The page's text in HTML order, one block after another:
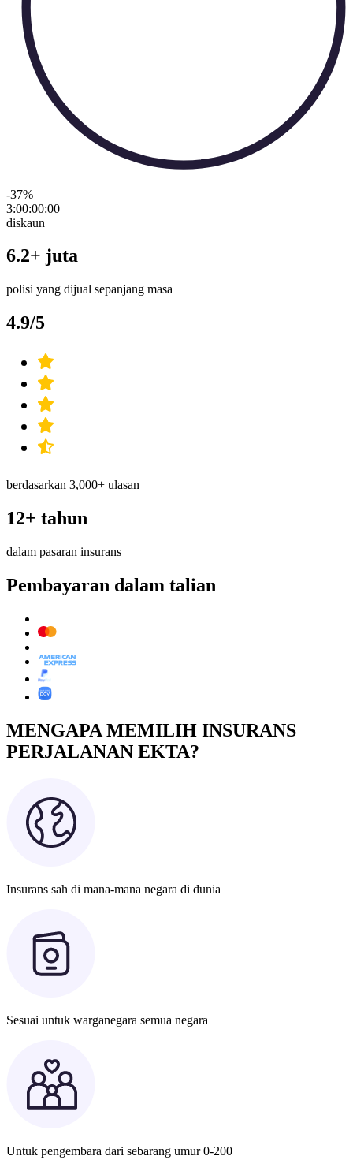
-37%
3:00:00:00
diskaun
6.2+ juta
polisi yang dijual sepanjang masa
4.9/5
berdasarkan 3,000+ ulasan
12+ tahun
dalam pasaran insurans
Pembayaran dalam talian
MENGAPA MEMILIH INSURANS
PERJALANAN EKTA?
Insurans sah di mana-mana negara di dunia
Sesuai untuk warganegara semua negara
Untuk pengembara dari sebarang umur 0-200